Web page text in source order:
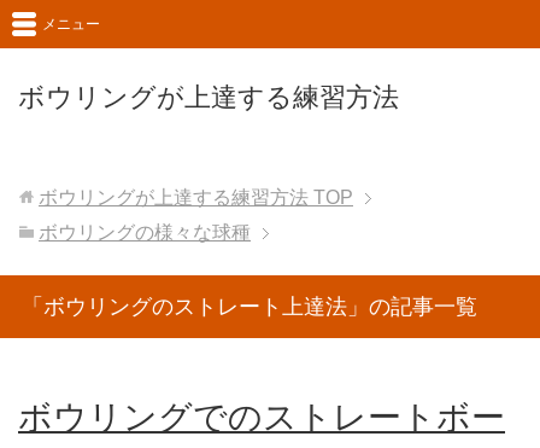
ボウリングが上達する練習方法
メニュー
ボウリングが上達する練習方法 TOP
ボウリングの様々な球種
「ボウリングのストレート上達法」の記事一覧
ボウリングでのストレートボー